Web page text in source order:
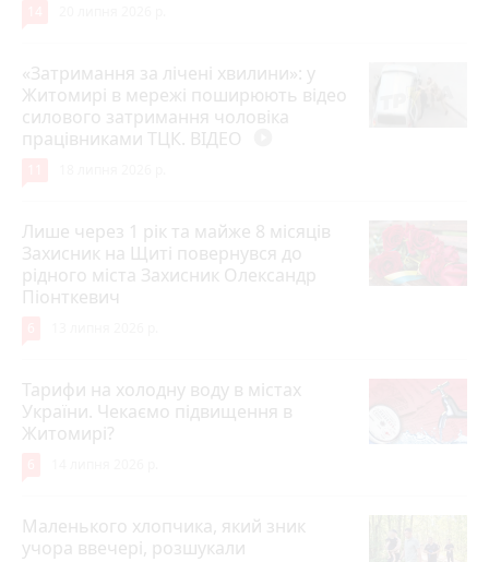
«Затримання за лічені хвилини»: у
Житомирі в мережі поширюють відео
силового затримання чоловіка
працівниками ТЦК. ВІДЕО
Лише через 1 рік та майже 8 місяців
Захисник на Щиті повернувся до
рідного міста Захисник Олександр
Піонткевич
Тарифи на холодну воду в містах
України. Чекаємо підвищення в
Житомирі?
Маленького хлопчика, який зник
учора ввечері, розшукали